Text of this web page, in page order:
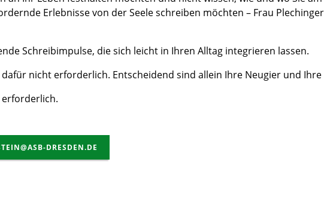
Erlebnisse von der Seele schreiben möchten – Frau
Schreibimpulse, die sich leicht in Ihren Alltag integrieren lassen.
nicht erforderlich. Entscheidend sind allein Ihre Neugier und
erforderlich.
DRESDEN.DE